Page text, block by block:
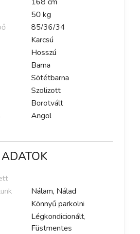
50 kg
85/36/34
Karcsú
Hosszú
Barna
Sötétbarna
Szolizott
Borotvált
Angol
Nálam, Nálad
Könnyű parkolni
Légkondicionált,
Füstmentes